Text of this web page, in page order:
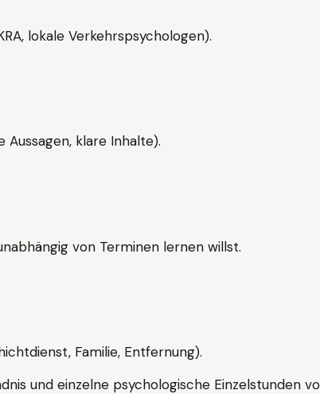
lokale Verkehrspsychologen).
klare Inhalte).
von Terminen lernen willst.
Familie, Entfernung).
und einzelne psychologische Einzelstunden